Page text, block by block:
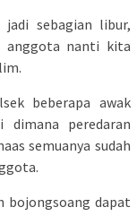
sebagian libur,
anggota nanti kita
beberapa awak
peredaran
semuanya sudah
bojongsoang dapat